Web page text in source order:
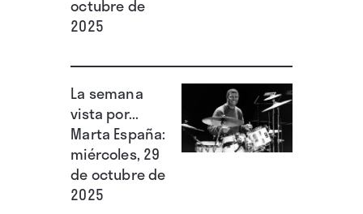
octubre de
2025
La semana
vista por...
Marta España:
miércoles, 29
de octubre de
2025